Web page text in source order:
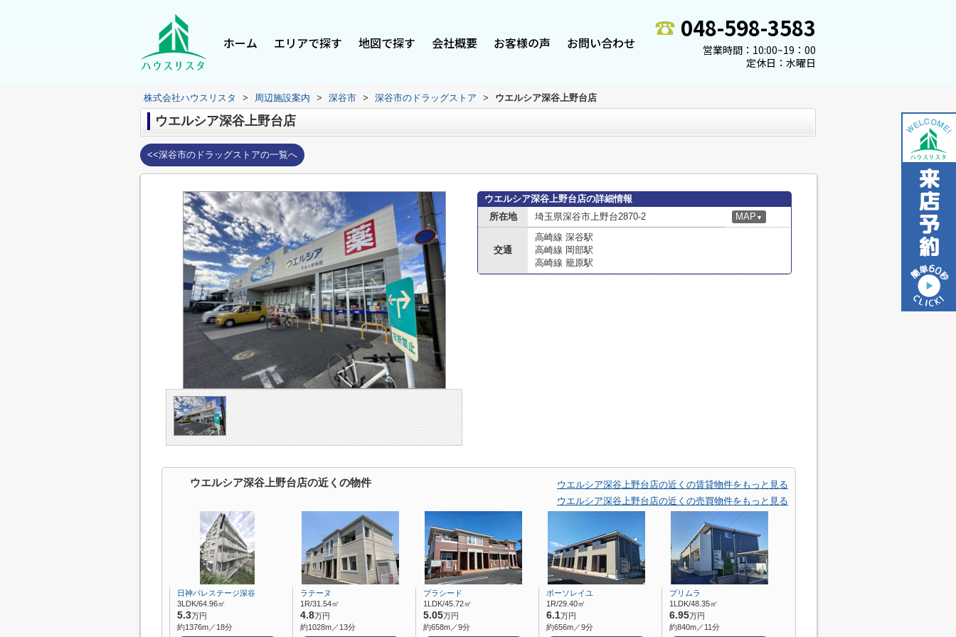
ホーム エリアで探す 地図で探す 会社概要 お客様の声 お問い合わせ
048-598-3583
営業時間：10:00~19：00
定休日：水曜日
株式会社ハウスリスタ > 周辺施設案内 > 深谷市 > 深谷市のドラッグストア > ウエルシア深谷上野台店
ウエルシア深谷上野台店
<<深谷市のドラッグストアの一覧へ
ウエルシア深谷上野台店の詳細情報
所在地
埼玉県深谷市上野台2870-2 MAP ▼
交通
高崎線 深谷駅
高崎線 岡部駅
高崎線 籠原駅
ウエルシア深谷上野台店の近くの物件
ウエルシア深谷上野台店の近くの賃貸物件をもっと見る
ウエルシア深谷上野台店の近くの売買物件をもっと見る
日神パレステージ深谷
3LDK/64.96㎡
5.3万円
約1376m／18分
ラテーヌ
1R/31.54㎡
4.8万円
約1028m／13分
プラシード
1LDK/45.72㎡
5.05万円
約658m／9分
ボーソレイユ
1R/29.40㎡
6.1万円
約656m／9分
プリムラ
1LDK/48.35㎡
6.95万円
約840m／11分